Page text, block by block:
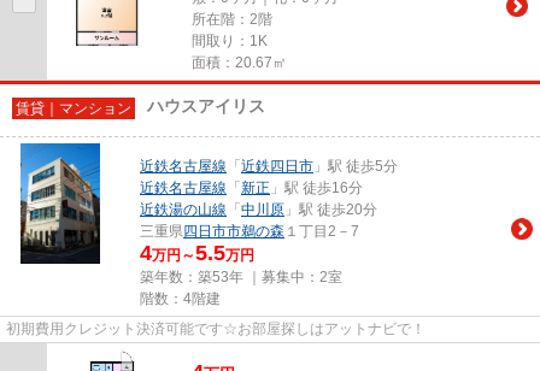
所在階：2階
間取り：1K
面積：20.67㎡
賃貸｜マンション ハウスアイリス
近鉄名古屋線 「 近鉄四日市 」駅 徒歩5分
近鉄名古屋線 「 新正 」駅 徒歩16分
近鉄湯の山線 「 中川原 」駅 徒歩20分
三重県四日市市鵜の森 １丁目2－7
4万円～5.5万円
築年数：築53年 ｜募集中： 2室
階数：4階建
初期費用クレジット決済可能です☆お部屋探しはアットナビで！